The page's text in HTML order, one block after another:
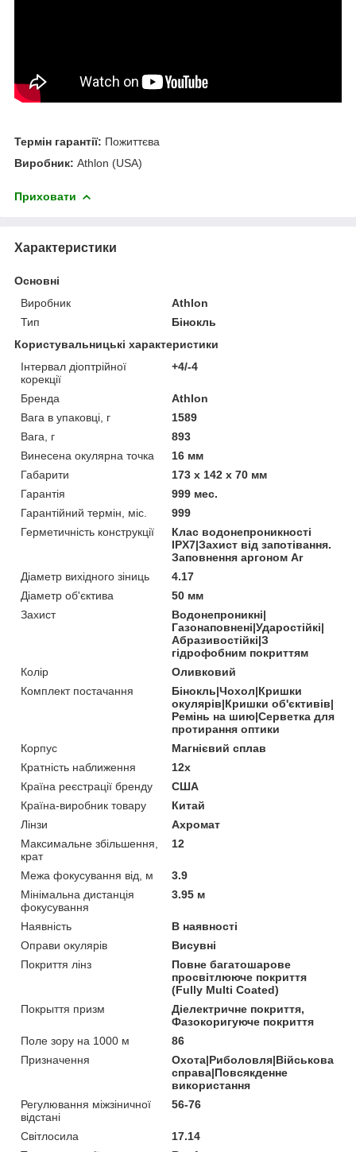
Термін гарантії: Пожиттєва
Виробник: Athlon (USA)
Приховати
Характеристики
Основні
Виробник
Athlon
Тип
Бінокль
Користувальницькі характеристики
Інтервал діоптрійної
корекції
+4/-4
Бренда
Athlon
Вага в упаковці, г
1589
Вага, г
893
Винесена окулярна точка
16 мм
Габарити
173 x 142 x 70 мм
Гарантія
999 мес.
Гарантійний термін, міс.
999
Герметичність конструкції
Клас водонепроникності
IPX7|Захист від запотівання.
Заповнення аргоном Ar
Діаметр вихідного зіниць
4.17
Діаметр об'єктива
50 мм
Захист
Водонепроникні|
Газонаповнені|Ударостійкі|
Абразивостійкі|З
гідрофобним покриттям
Колір
Оливковий
Комплект постачання
Бінокль|Чохол|Кришки
окулярів|Кришки об'єктивів|
Ремінь на шию|Серветка для
протирання оптики
Корпус
Магнієвий сплав
Кратність наближення
12x
Країна реєстрації бренду
США
Країна-виробник товару
Китай
Лінзи
Ахромат
Максимальне збільшення,
крат
12
Межа фокусування від, м
3.9
Мінімальна дистанція
фокусування
3.95 м
Наявність
В наявності
Оправи окулярів
Висувні
Покриття лінз
Повне багатошарове
просвітлююче покриття
(Fully Multi Coated)
Покрыття призм
Діелектричне покриття,
Фазокоригуюче покриття
Поле зору на 1000 м
86
Призначення
Охота|Риболовля|Військова
справа|Повсякденне
використання
Регулювання міжзіничної
відстані
56-76
Світлосила
17.14